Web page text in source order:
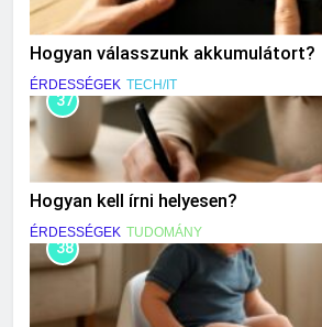
Hogyan válasszunk akkumulátort?
ÉRDESSÉGEK TECH/IT
37
Hogyan kell írni helyesen?
ÉRDESSÉGEK TUDOMÁNY
38